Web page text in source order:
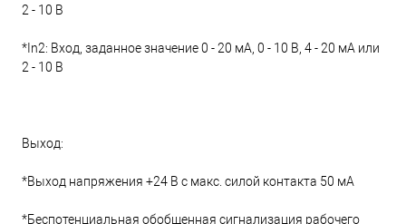
2 - 10 В
*In2: Вход, заданное значение 0 - 20 мА, 0 - 10 В, 4 - 20 мА или
2 - 10 В
Выход:
*Выход напряжения +24 В с макс. силой контакта 50 мА
*Беспотенциальная обобщенная сигнализация рабочего